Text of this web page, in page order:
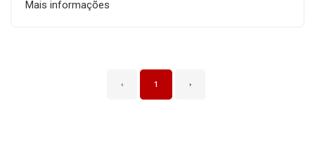
Mais informações
‹ 1 ›